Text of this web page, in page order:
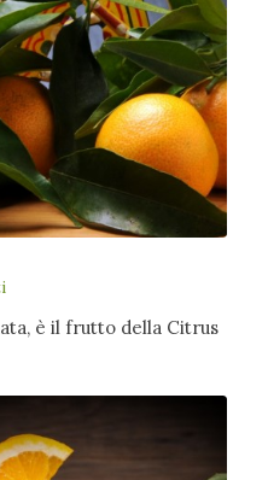
è il frutto della Citrus